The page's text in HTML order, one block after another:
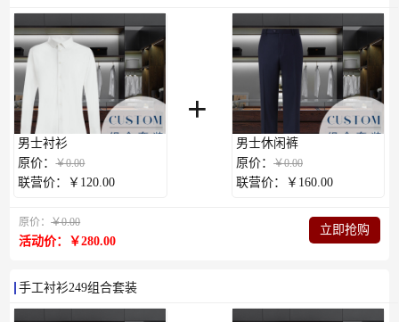
男士衬衫
原价：￥0.00
联营价：￥120.00
+
男士休闲裤
原价：￥0.00
联营价：￥160.00
原价：￥0.00
活动价：￥280.00
立即抢购
手工衬衫249组合套装